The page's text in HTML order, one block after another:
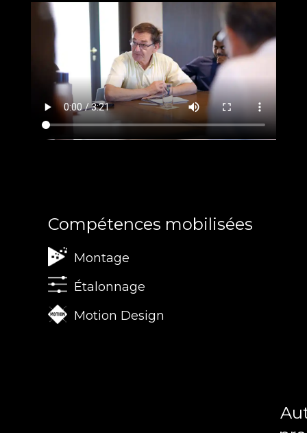
Compétences mobilisées
Montage
Étalonnage
Motion Design